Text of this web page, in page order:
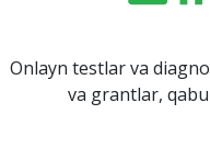
Onlayn testlar va
va grantlar,